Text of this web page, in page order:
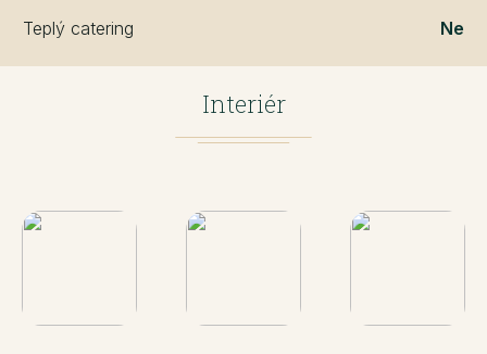
Teplý catering
Ne
Interiér